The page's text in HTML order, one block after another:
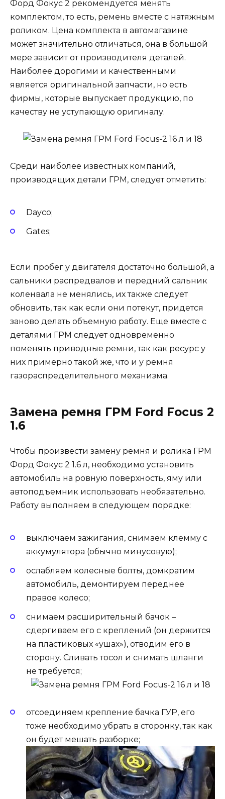
Форд Фокус 2 рекомендуется менять
комплектом, то есть, ремень вместе с натяжным
роликом. Цена комплекта в автомагазине
может значительно отличаться, она в большой
мере зависит от производителя деталей.
Наиболее дорогими и качественными
является оригинальной запчасти, но есть
фирмы, которые выпускает продукцию, по
качеству не уступающую оригиналу.
Среди наиболее известных компаний,
производящих детали ГРМ, следует отметить:
Dayco;
Gates;
Если пробег у двигателя достаточно большой, а
сальники распредвалов и передний сальник
коленвала не менялись, их также следует
обновить, так как если они потекут, придется
заново делать объемную работу. Еще вместе с
деталями ГРМ следует одновременно
поменять приводные ремни, так как ресурс у
них примерно такой же, что и у ремня
газораспределительного механизма.
Замена ремня ГРМ Ford Focus 2
1.6
Чтобы произвести замену ремня и ролика ГРМ
Форд Фокус 2 1.6 л, необходимо установить
автомобиль на ровную поверхность, яму или
автоподъемник использовать необязательно.
Работу выполняем в следующем порядке:
выключаем зажигания, снимаем клемму с
аккумулятора (обычно минусовую);
ослабляем колесные болты, домкратим
автомобиль, демонтируем переднее
правое колесо;
снимаем расширительный бачок –
сдергиваем его с креплений (он держится
на пластиковых «ушах»), отводим его в
сторону. Сливать тосол и снимать шланги
не требуется;
отсоединяем крепление бачка ГУР, его
тоже необходимо убрать в сторонку, так как
он будет мешать разборке;